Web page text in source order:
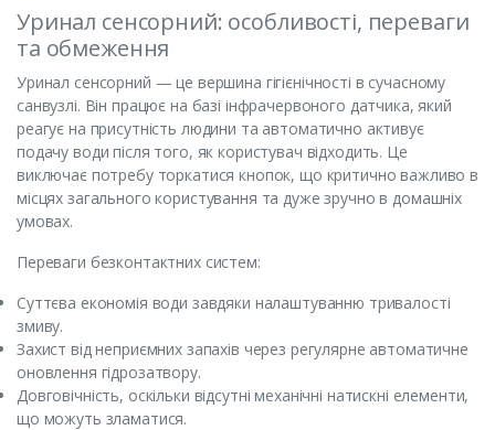
Уринал сенсорний: особливості, переваги
та обмеження
Уринал сенсорний — це вершина гігієнічності в сучасному
санвузлі. Він працює на базі інфрачервоного датчика, який
реагує на присутність людини та автоматично активує
подачу води після того, як користувач відходить. Це
виключає потребу торкатися кнопок, що критично важливо в
місцях загального користування та дуже зручно в домашніх
умовах.
Переваги безконтактних систем:
Суттєва економія води завдяки налаштуванню тривалості
змиву.
Захист від неприємних запахів через регулярне автоматичне
оновлення гідрозатвору.
Довговічність, оскільки відсутні механічні натискні елементи,
що можуть зламатися.